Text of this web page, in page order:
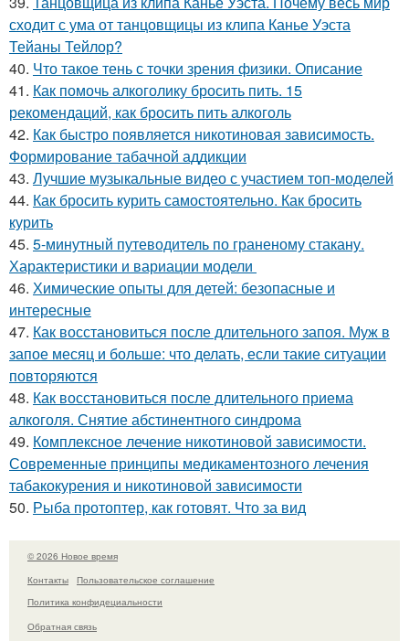
сходит с ума от танцовщицы из клипа Канье Уэста
Тейаны Тейлор?
40. Что такое тень с точки зрения физики. Описание
41. Как помочь алкоголику бросить пить. 15
рекомендаций, как бросить пить алкоголь
42. Как быстро появляется никотиновая зависимость.
Формирование табачной аддикции
43. Лучшие музыкальные видео с участием топ-моделей
44. Как бросить курить самостоятельно. Как бросить
курить
45. 5-минутный путеводитель по граненому стакану.
Характеристики и вариации модели
46. Химические опыты для детей: безопасные и
интересные
47. Как восстановиться после длительного запоя. Муж в
запое месяц и больше: что делать, если такие ситуации
повторяются
48. Как восстановиться после длительного приема
алкоголя. Снятие абстинентного синдрома
49. Комплексное лечение никотиновой зависимости.
Современные принципы медикаментозного лечения
табакокурения и никотиновой зависимости
50. Рыба протоптер, как готовят. Что за вид
© 2026 Новое время
Контакты
Пользовательское соглашение
Политика конфидециальности
Обратная связь